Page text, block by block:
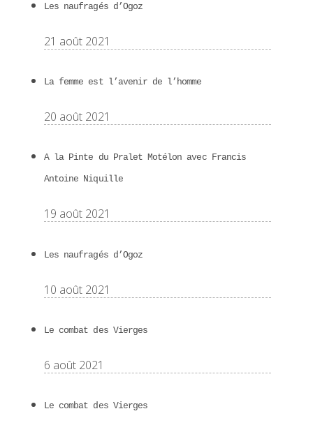
Les naufragés d’Ogoz
21 août 2021
La femme est l’avenir de l’homme
20 août 2021
A la Pinte du Pralet Motélon avec Francis
Antoine Niquille
19 août 2021
Les naufragés d’Ogoz
10 août 2021
Le combat des Vierges
6 août 2021
Le combat des Vierges